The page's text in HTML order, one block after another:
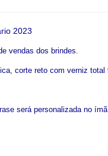
2023
vendas dos brindes.
corte reto com verniz total
será personalizada no